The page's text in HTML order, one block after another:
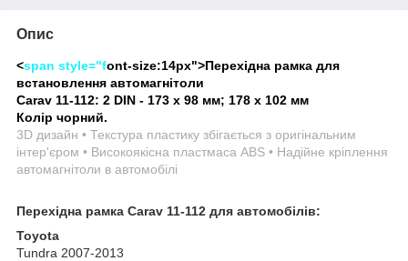
Опис
<span style="font-size:14px">Перехідна рамка для
встановлення автомагнітоли
Carav 11-112: 2 DIN - 173 x 98 мм; 178 x 102 мм
Колір чорний.
3D дизайн • Текстура пластику збігається з оригінальним
інтер'єром • Високоякісна пластмаса ABS • Надійне кріплення
автомагнітоли в автомобілі
Перехідна рамка Carav 11-112 для автомобілів:
Toyota
Tundra 2007-2013